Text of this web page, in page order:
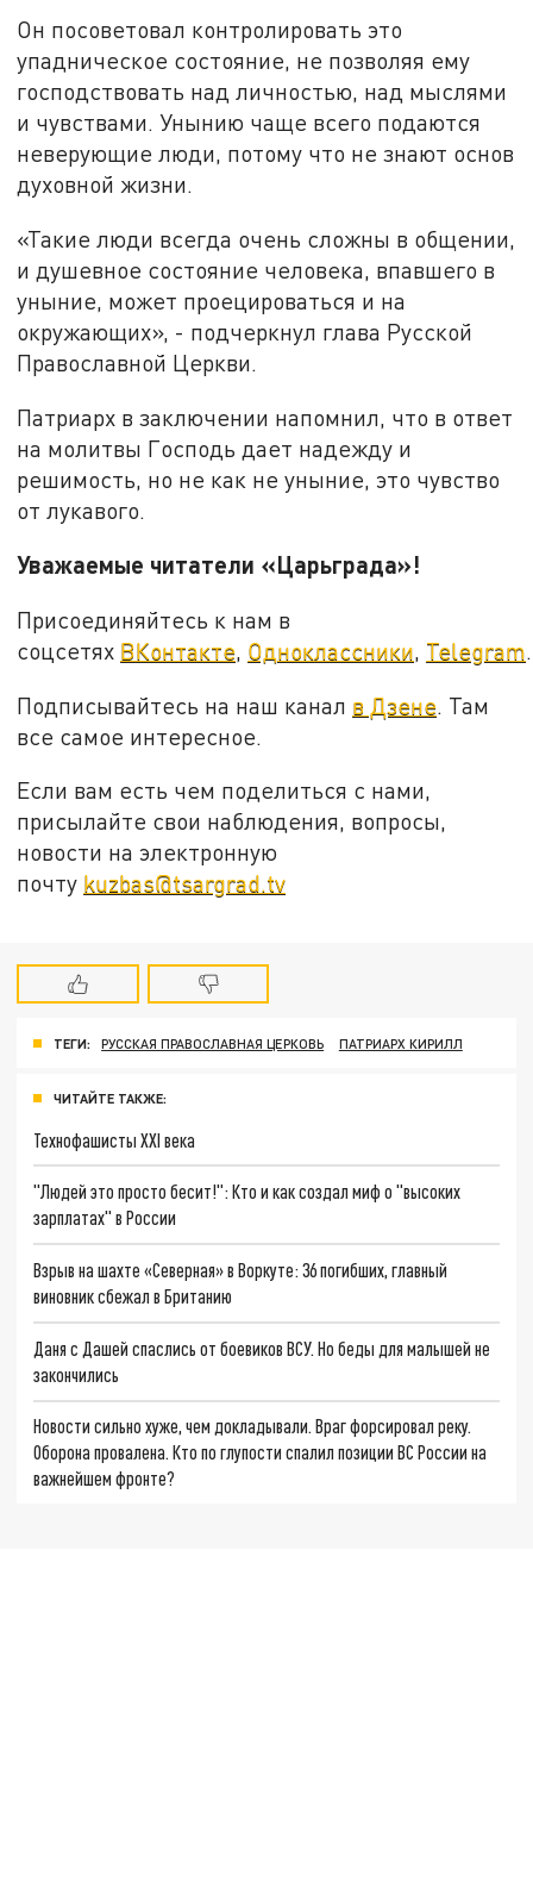
Он посоветовал контролировать это
упадническое состояние, не позволяя ему
господствовать над личностью, над мыслями
и чувствами. Унынию чаще всего подаются
неверующие люди, потому что не знают основ
духовной жизни.
«Такие люди всегда очень сложны в общении,
и душевное состояние человека, впавшего в
уныние, может проецироваться и на
окружающих», - подчеркнул глава Русской
Православной Церкви.
Патриарх в заключении напомнил, что в ответ
на молитвы Господь дает надежду и
решимость, но не как не уныние, это чувство
от лукавого.
Уважаемые читатели «Царьграда»!
Присоединяйтесь к нам в
соцсетях ВКонтакте, Одноклассники, Telegram.
Подписывайтесь на наш канал в Дзене . Там
все самое интересное.
Если вам есть чем поделиться с нами,
присылайте свои наблюдения, вопросы,
новости на электронную
почту kuzbas@tsargrad.tv
ТЕГИ: РУССКАЯ ПРАВОСЛАВНАЯ ЦЕРКОВЬ ПАТРИАРХ КИРИЛЛ
ЧИТАЙТЕ ТАКЖЕ:
Технофашисты XXI века
"Людей это просто бесит!": Кто и как создал миф о "высоких
зарплатах" в России
Взрыв на шахте «Северная» в Воркуте: 36 погибших, главный
виновник сбежал в Британию
Даня с Дашей спаслись от боевиков ВСУ. Но беды для малышей не
закончились
Новости сильно хуже, чем докладывали. Враг форсировал реку.
Оборона провалена. Кто по глупости спалил позиции ВС России на
важнейшем фронте?